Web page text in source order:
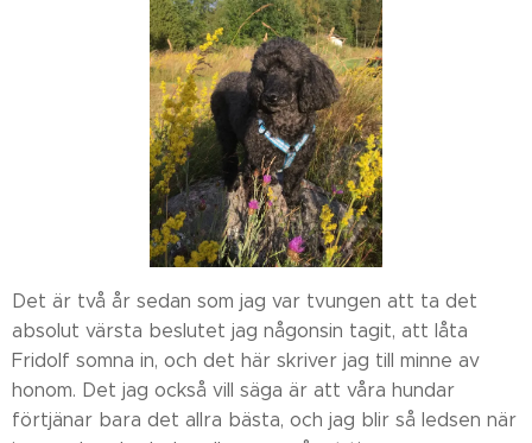
Det är två år sedan som jag var tvungen att ta det
absolut värsta beslutet jag någonsin tagit, att låta
Fridolf somna in, och det här skriver jag till minne av
honom. Det jag också vill säga är att våra hundar
förtjänar bara det allra bästa, och jag blir så ledsen när